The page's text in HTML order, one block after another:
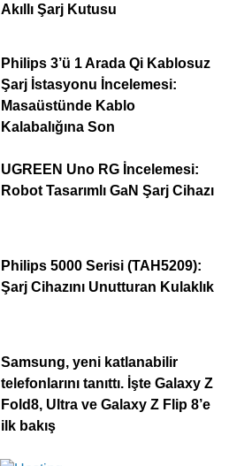
Akıllı Şarj Kutusu
Philips 3’ü 1 Arada Qi Kablosuz
Şarj İstasyonu İncelemesi:
Masaüstünde Kablo
Kalabalığına Son
UGREEN Uno RG İncelemesi:
Robot Tasarımlı GaN Şarj Cihazı
Philips 5000 Serisi (TAH5209):
Şarj Cihazını Unutturan Kulaklık
Samsung, yeni katlanabilir
telefonlarını tanıttı. İşte Galaxy Z
Fold8, Ultra ve Galaxy Z Flip 8’e
ilk bakış